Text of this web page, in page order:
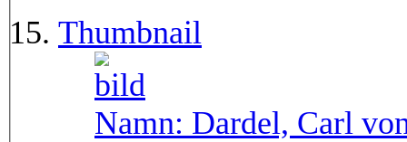
Thumbnail
Namn: Dardel, Carl